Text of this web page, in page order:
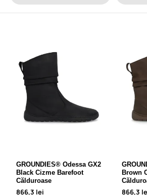
GROUNDIES® Odessa GX2
Black Cizme Barefoot
Călduroase
866,3 lei
Brown
866,3